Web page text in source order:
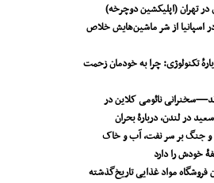
تهران (اپلیکشین دوچرخه)
اسپانیا از شر ماشین‌هایش خلاص
تکنولوژی: چرا به خودمان زحمت
نائومی کلاین در
در لندن، دربارۀ بحران
جنگ بر سر نفت، آب و خاک
خودش را دارد
فروشگاه مواد غذایی تاریخ‌گذشته